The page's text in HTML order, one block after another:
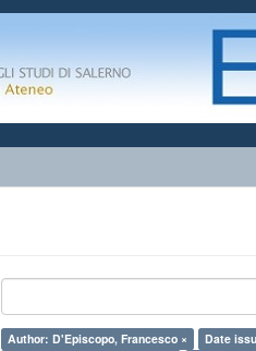
Author: D'Episcopo, Francesco × Date